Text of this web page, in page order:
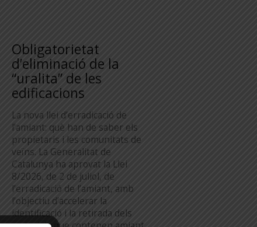
Obligatorietat
d’eliminació de la
“uralita” de les
edificacions
La nova llei d’erradicació de
l’amiant: què han de saber els
propietaris i les comunitats de
veïns. La Generalitat de
Catalunya ha aprovat la Llei
8/2026, de 2 de juliol, de
l’erradicació de l’amiant, amb
l’objectiu d’accelerar la
identificació i la retirada dels